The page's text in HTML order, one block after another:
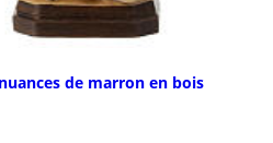
de marron en bois